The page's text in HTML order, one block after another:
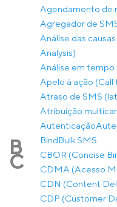
Agendamento de
Agregador de
Análise das
Analysis)
Análise em tempo
Apelo à ação
Atraso de SMS
Atribuição
Autenticação
B BindBulk SMS
C
CBOR (Concise
CDMA (Acesso
CDN (Content
CDP (Customer